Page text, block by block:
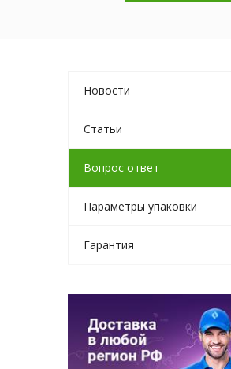
Новости
Статьи
Вопрос ответ
Параметры упаковки
Гарантия